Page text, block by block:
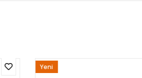
Yeni